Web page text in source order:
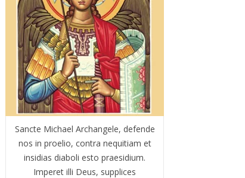
Sancte Michael Archangele, defende
nos in proelio, contra nequitiam et
insidias diaboli esto praesidium.
Imperet illi Deus, supplices